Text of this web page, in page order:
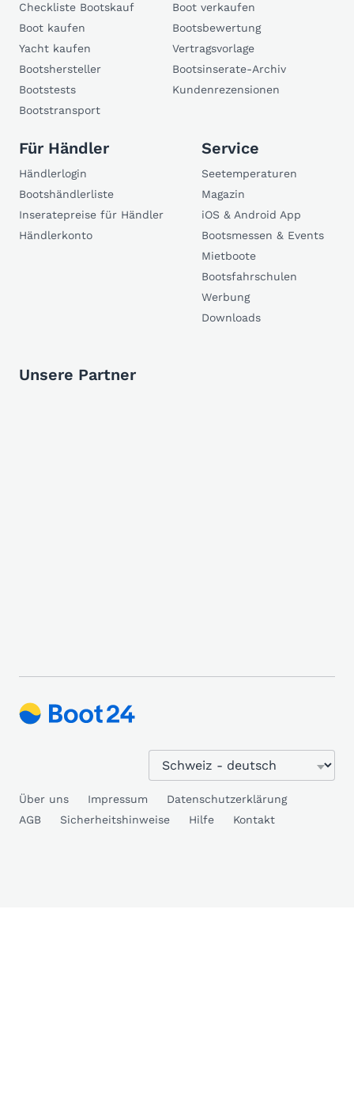
Checkliste Bootskauf
Boot kaufen
Yacht kaufen
Bootshersteller
Bootstests
Bootstransport
Boot verkaufen
Bootsbewertung
Vertragsvorlage
Bootsinserate-Archiv
Kundenrezensionen
Für Händler
Händlerlogin
Bootshändlerliste
Inseratepreise für Händler
Händlerkonto
Service
Seetemperaturen
Magazin
iOS & Android App
Bootsmessen & Events
Mietboote
Bootsfahrschulen
Werbung
Downloads
Unsere Partner
Über uns Impressum
Datenschutzerklärung
AGB
Sicherheitshinweise Hilfe Kontakt